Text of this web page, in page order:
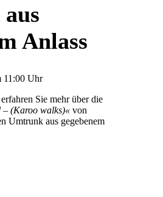
Anlass
11:00 Uhr
Sie mehr über die
– (Karoo walks)« von
Umtrunk aus gegebenem